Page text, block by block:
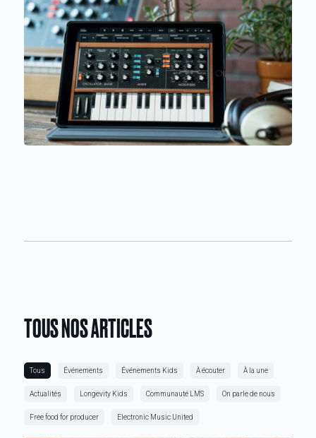
TOUS NOS ARTICLES
Tous Événements Événements Kids À écouter À la une
Actualités Longevity Kids Communauté LMS On parle de nous
Free food for producer Electronic Music United